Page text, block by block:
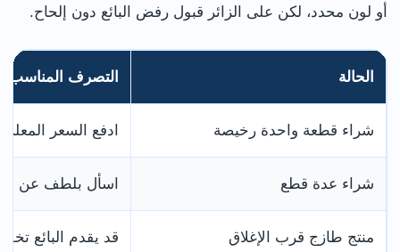
أو لون محدد، لكن على الزائر قبول رفض البائع دون إلحاح.
الحالة التصرف المناسب
شراء قطعة واحدة رخيصة ادفع السعر المعلن
شراء عدة قطع اسأل بلطف عن
منتج طازج قرب الإغلاق قد يقدم البائع